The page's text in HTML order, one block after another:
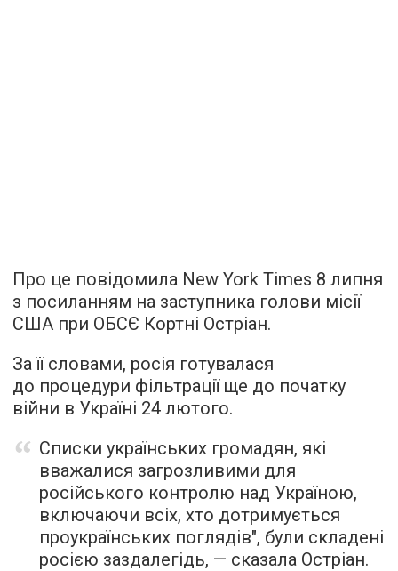
Про це повідомила New York Times 8 липня
з посиланням на заступника голови місії
США при ОБСЄ Кортні Остріан.
За її словами, росія готувалася
до процедури фільтрації ще до початку
війни в Україні 24 лютого.
Списки українських громадян, які
вважалися загрозливими для
російського контролю над Україною,
включаючи всіх, хто дотримується
проукраїнських поглядів", були складені
росією заздалегідь, — сказала Остріан.